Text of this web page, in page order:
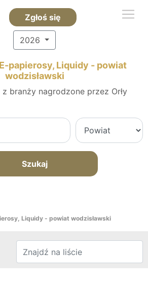
Zgłoś się
2026
papierosy, Liquidy - powiat
wodzisławski
branży nagrodzone przez Orły
Szukaj
Liquidy - powiat wodzisławski